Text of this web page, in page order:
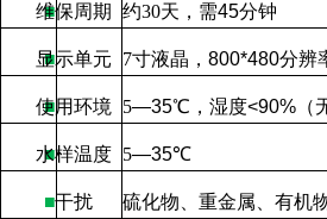
■
维保周期 约30天，需45分钟
■
显示单元 7寸液晶， 800*480分辨
■
使用环境 5—35℃，湿度<90% （
■
水样温度 5—35℃
■干扰 硫化物、重金属、有机